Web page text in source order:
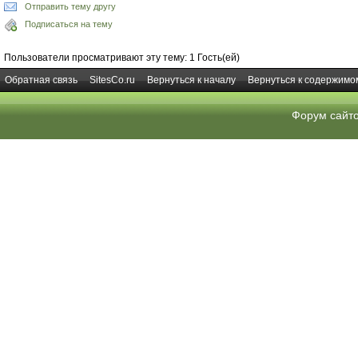
Отправить тему другу
Подписаться на тему
Пользователи просматривают эту тему: 1 Гость(ей)
Обратная связь
SitesCo.ru Вернуться к началу Вернуться к
Форум